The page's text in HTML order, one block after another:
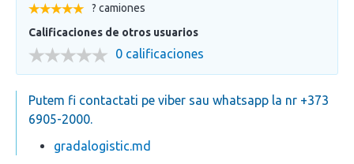
? camiones
Calificaciones de otros usuarios
0 calificaciones
Putem fi contactati pe viber sau whatsapp la nr +373
6905-2000.
gradalogistic.md